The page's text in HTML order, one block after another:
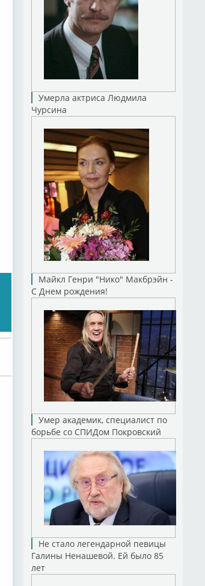
Умерла актриса Людмила
Чурсина
Майкл Генри "Нико" Макбрэйн -
С Днем рождения!
Умер академик, специалист по
борьбе со СПИДом Покровский
Не стало легендарной певицы
Галины Ненашевой. Ей было 85
лет